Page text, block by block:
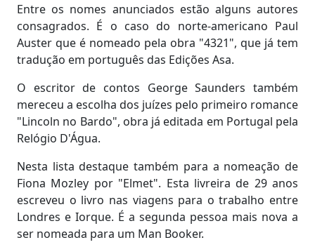
Entre os nomes anunciados estão alguns autores
consagrados. É o caso do norte-americano Paul
Auster que é nomeado pela obra "4321", que já tem
tradução em português das Edições Asa.
O escritor de contos George Saunders também
mereceu a escolha dos juízes pelo primeiro romance
"Lincoln no Bardo", obra já editada em Portugal pela
Relógio D'Água.
Nesta lista destaque também para a nomeação de
Fiona Mozley por "Elmet". Esta livreira de 29 anos
escreveu o livro nas viagens para o trabalho entre
Londres e Iorque. É a segunda pessoa mais nova a
ser nomeada para um Man Booker.